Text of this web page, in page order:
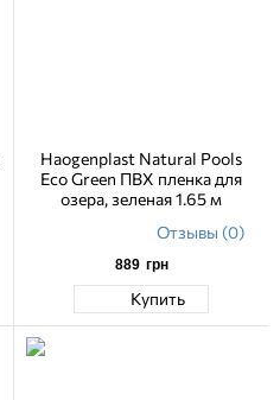
Haogenplast Natural Pools
Eco Green ПВХ пленка для
озера, зеленая 1.65 м
Отзывы (0)
889 грн
Купить